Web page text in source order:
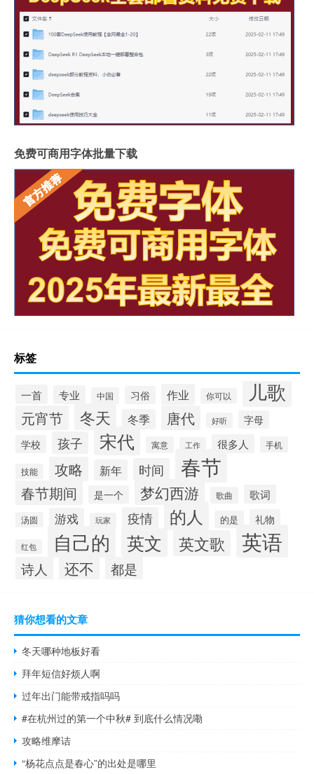
免费可商用字体批量下载
标签
一首 专业 中国 习俗 作业 你可以 儿歌
元宵节 冬天 冬季 唐代 好听
字母
学校
孩子 宋代 寓意 工作 很多人 手机
技能 攻略 新年 时间 春节
春节期间 是一个 梦幻西游 歌曲 歌词
汤圆 游戏 玩家 疫情 的人 的是 礼物
红包 自己的 英文 英文歌 英语
诗人 还不 都是
猜你想看的文章
冬天哪种地板好看
拜年短信好烦人啊
过年出门能带戒指吗吗
#在杭州过的第一个中秋# 到底什么情况嘞
攻略维摩诘
“杨花点点是春心”的出处是哪里